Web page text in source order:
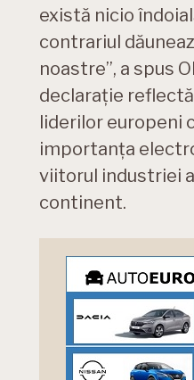
există nicio
contrariul
noastre”, a spus
declarație
liderilor europeni
importanța
viitorul industriei
continent.